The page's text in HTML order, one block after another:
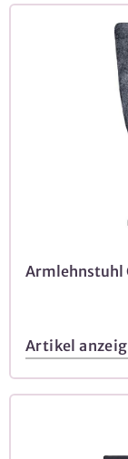
Armlehnstuhl
Artikel